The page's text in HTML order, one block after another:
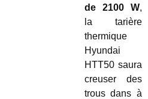
de 2100 W,
la tarière
thermique
Hyundai
HTT50 saura
creuser des
trous dans à